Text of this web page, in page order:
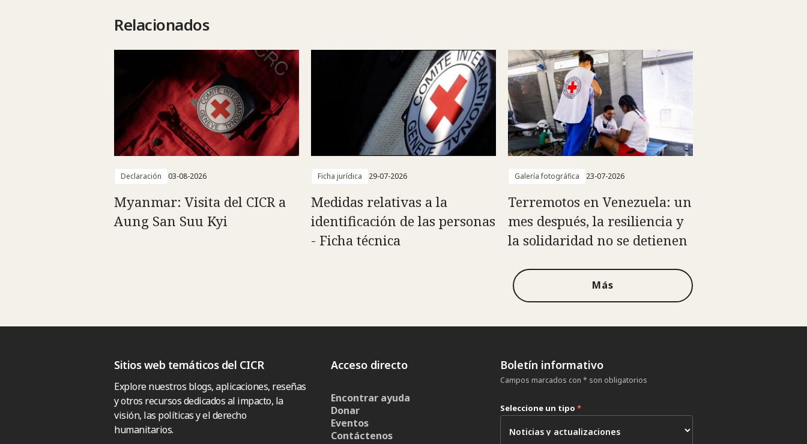
Relacionados
Declaración 03-08-2026
Myanmar: Visita del CICR a
Aung San Suu Kyi
Ficha jurídica 29-07-2026
Medidas relativas a la
identificación de las personas
- Ficha técnica
Galería fotográfica 23-07-2026
Terremotos en Venezuela: un
mes después, la resiliencia y
la solidaridad no se detienen
Más
Sitios web temáticos del CICR
Explore nuestros blogs, aplicaciones, reseñas
y otros recursos dedicados al impacto, la
visión, las políticas y el derecho
humanitarios.
Acceso directo
Encontrar ayuda
Donar
Eventos
Contáctenos
Boletín informativo
Campos marcados con * son obligatorios
Seleccione un tipo *